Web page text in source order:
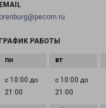
РАБОТЫ
с 10:00 до
21:00
с 10:00 до
21:00